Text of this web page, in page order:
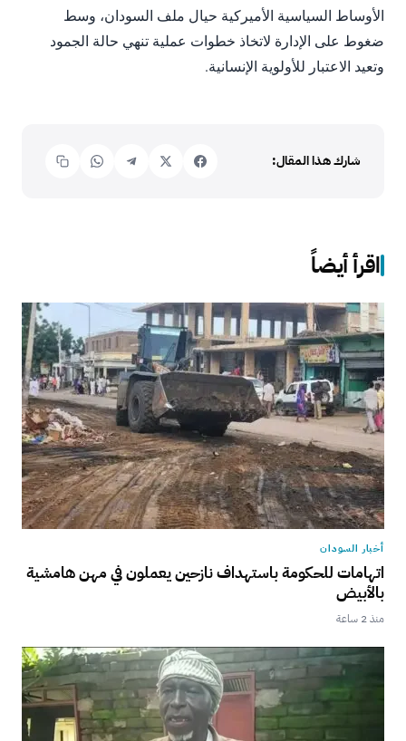
الأوساط السياسية الأميركية حيال ملف السودان، وسط
ضغوط على الإدارة لاتخاذ خطوات عملية تنهي حالة الجمود
وتعيد الاعتبار للأولوية الإنسانية.
شارك هذا المقال:
اقرأ أيضاً
أخبار السودان
اتهامات للحكومة باستهداف نازحين يعملون في مهن هامشية
بالأبيض
منذ 2 ساعة